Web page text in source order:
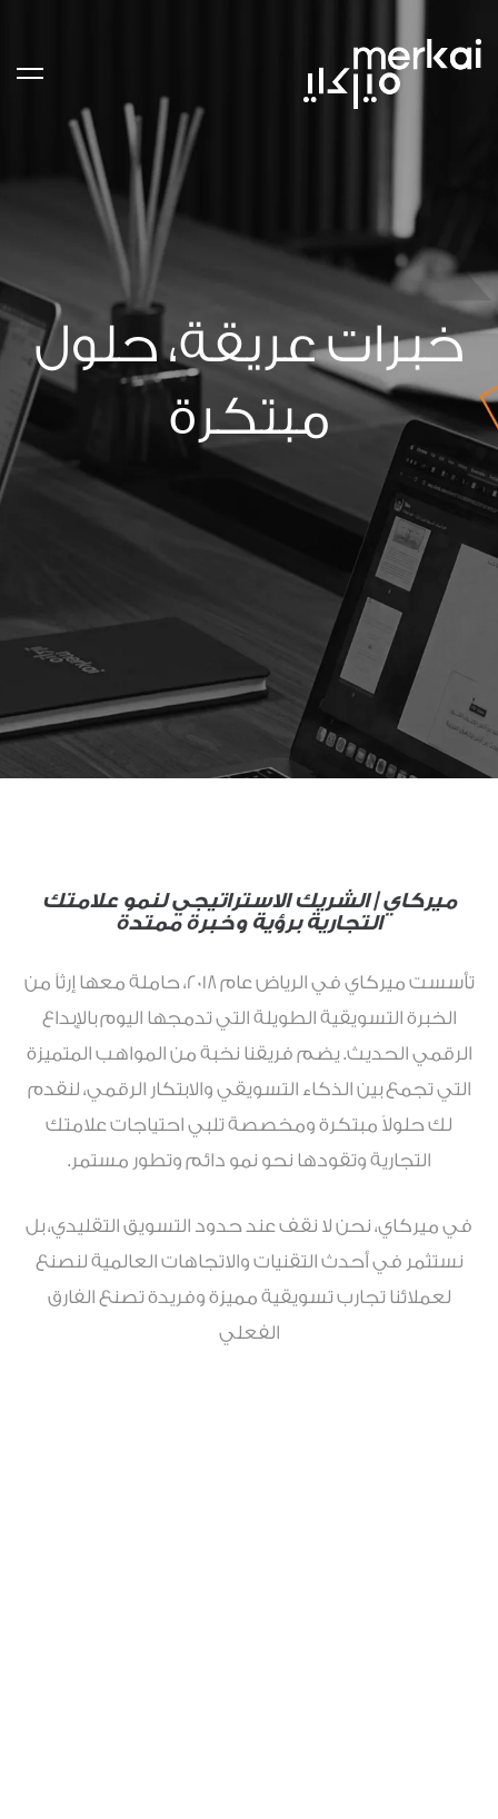
خبرات عريقة، حلول
مبتكرة
ميركاي | الشريك الاستراتيجي لنمو علامتك
التجارية برؤية وخبرة ممتدة
تأسست ميركاي في الرياض عام 2018، حاملة معها إرثاً من
الخبرة التسويقية الطويلة التي تدمجها اليوم بالإبداع
الرقمي الحديث. يضم فريقنا نخبة من المواهب المتميزة
التي تجمع بين الذكاء التسويقي والابتكار الرقمي، لنقدم
لك حلولاً مبتكرة ومخصصة تلبي احتياجات علامتك
التجارية وتقودها نحو نمو دائم وتطور مستمر.
في ميركاي، نحن لا نقف عند حدود التسويق التقليدي، بل
نستثمر في أحدث التقنيات والاتجاهات العالمية لنصنع
لعملائنا تجارب تسويقية مميزة وفريدة تصنع الفارق
الفعلي